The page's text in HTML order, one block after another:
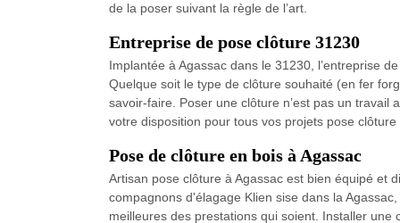
de la poser suivant la règle de l’art.
Entreprise de pose clôture 31230
Implantée à Agassac dans le 31230, l’entreprise
Quelque soit le type de clôture souhaité (en fer
savoir-faire. Poser une clôture n’est pas un travail
votre disposition pour tous vos projets pose
Pose de clôture en bois à Agassac
Artisan pose clôture à Agassac est bien équipé et
compagnons d'élagage Klien sise dans la
meilleures des prestations qui soient. Installer